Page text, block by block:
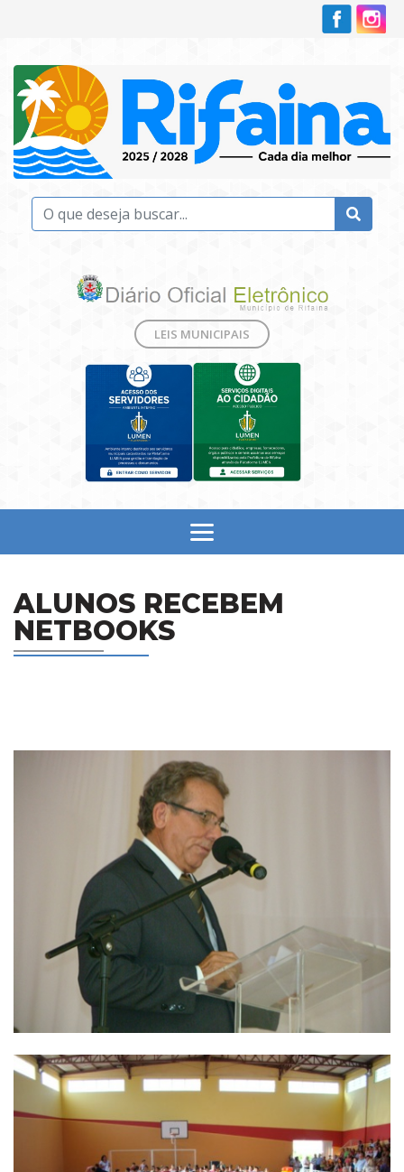
LEIS MUNICIPAIS
ALUNOS RECEBEM
NETBOOKS